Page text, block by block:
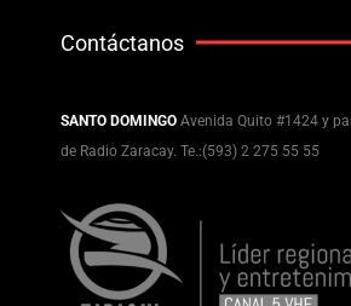
Contáctanos
SANTO DOMINGO Avenida Quito #1424 y
de Radio Zaracay. Te.:(593) 2 275 55 55